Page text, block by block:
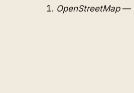
OpenStreetMap—